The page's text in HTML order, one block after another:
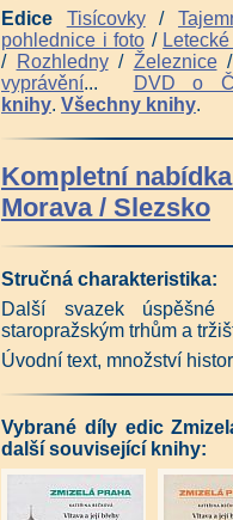
Edice Tisícovky/
pohlednice i foto /
/ Rozhledny/ Železnice
vyprávění...
DVD o
knihy. Všechny knihy.
Kompletní
Morava / Slezsko
Stručná charakteristika:
Další svazek úspěšné
staropražským trhům a
Úvodní text, množství
Vybrané díly edic
další související knihy: